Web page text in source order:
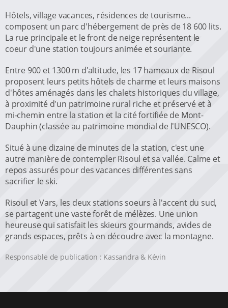
Hôtels, village vacances, résidences de tourisme...
composent un parc d'hébergement de près de 18 600 lits.
La rue principale et le front de neige représentent le
coeur d'une station toujours animée et souriante.
Entre 900 et 1300 m d'altitude, les 17 hameaux de Risoul
proposent leurs petits hôtels de charme et leurs maisons
d'hôtes aménagés dans les chalets historiques du village,
à proximité d'un patrimoine rural riche et préservé et à
mi-chemin entre la station et la cité fortifiée de Mont-
Dauphin (classée au patrimoine mondial de l'UNESCO).
Situé à une dizaine de minutes de la station, c'est une
autre manière de contempler Risoul et sa vallée. Calme et
repos assurés pour des vacances différentes sans
sacrifier le ski.
Risoul et Vars, les deux stations soeurs à l'accent du sud,
se partagent une vaste forêt de mélèzes. Une union
heureuse qui satisfait les skieurs gourmands, avides de
grands espaces, prêts à en découdre avec la montagne.
Responsable de publication : Kassandra & Kévin